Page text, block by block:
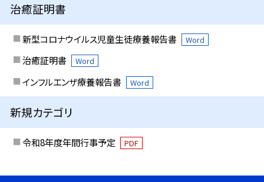
治癒証明書
新型コロナウイルス児童生徒療養報告書 Word
治癒証明書 Word
インフルエンザ療養報告書 Word
新規カテゴリ
令和8年度年間行事予定 PDF